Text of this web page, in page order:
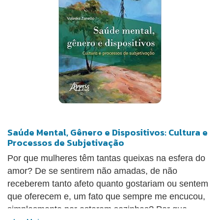
psicologias ao feminismo. Seu fundamento é, a
partir de uma substantivação do que seja a própria
ideia de subjetividade, qualificar o que seriam os
sujeitos femininos, vistos assim como detentores de
um modo específico e intrínseco de subjetividade.
Falar dessa maneira em subjetividade feminina
acaba mais uma vez reforçando os regimes da
diferença, naturalizando processos que são
Saúde Mental, Gênero e Dispositivos: Cultura e
Processos de Subjetivação
Por que mulheres têm tantas queixas na esfera do
amor? De se sentirem não amadas, de não
receberem tanto afeto quanto gostariam ou sentem
que oferecem e, um fato que sempre me encucou,
simplesmente por estarem sozinhas? Por que